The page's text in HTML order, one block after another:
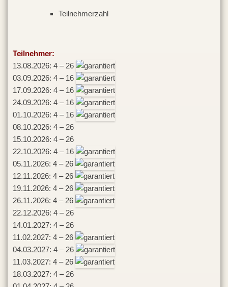
Teilnehmerzahl
Teilnehmer:
13.08.2026: 4 – 26
03.09.2026: 4 – 16
17.09.2026: 4 – 16
24.09.2026: 4 – 16
01.10.2026: 4 – 16
08.10.2026: 4 – 26
15.10.2026: 4 – 26
22.10.2026: 4 – 16
05.11.2026: 4 – 26
12.11.2026: 4 – 26
19.11.2026: 4 – 26
26.11.2026: 4 – 26
22.12.2026: 4 – 26
14.01.2027: 4 – 26
11.02.2027: 4 – 26
04.03.2027: 4 – 26
11.03.2027: 4 – 26
18.03.2027: 4 – 26